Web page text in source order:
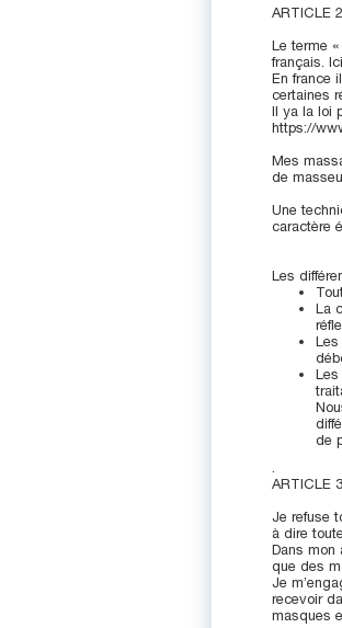
ARTICLE
Le terme
français.
En france
certaines
Il ya la loi
https://
Mes
de
Une
caractère
Les
La
Les
Les
de
.
ARTICLE
Je refuse
à dire
Dans mon
que des
Je
recevoir
masques